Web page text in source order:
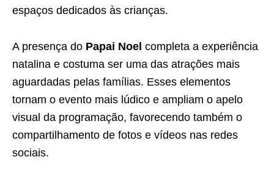
espaços dedicados às crianças.
A presença do Papai Noel completa a experiência
natalina e costuma ser uma das atrações mais
aguardadas pelas famílias. Esses elementos
tornam o evento mais lúdico e ampliam o apelo
visual da programação, favorecendo também o
compartilhamento de fotos e vídeos nas redes
sociais.